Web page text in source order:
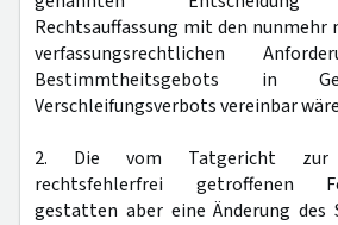
Rechtsauffassung mit den nunmehr
verfassungsrechtlichen
Bestimmtheitsgebots in
Verschleifungsverbots vereinbar
2. Die vom Tatgericht zur
rechtsfehlerfrei getroffenen
gestatten aber eine Änderung des